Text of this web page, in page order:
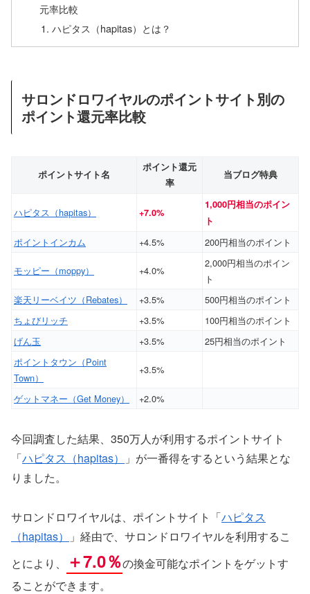
元率比較
ハピタス（hapitas）とは？
サロンドロワイヤルのポイントサイト別の
ポイント還元率比較
ポイントサイト名
ポイント還元
率
当ブログ特典
ハピタス（hapitas） +7.0%
1,000円相当のポイン
ト
ポイントインカム +4.5% 200円相当のポイント
モッピー（moppy） +4.0%
2,000円相当のポイン
ト
楽天リーベイツ（Rebates）
+3.5%
500円相当のポイント
ちょびリッチ
+3.5%
100円相当のポイント
げん玉
+3.5%
25円相当のポイント
ポイントタウン（Point
Town）
+3.5%
ゲットマネー（Get Money） +2.0%
今回調査した結果、350万人が利用するポイントサイト
「ハピタス（hapitas）
」が一番得をするという結果とな
りました。
サロンドロワイヤルは、ポイントサイト「ハピタス
（hapitas）
」経由で、サロンドロワイヤルを利用するこ
とにより、
＋7.0％の換金可能なポイントをゲットす
ることができます。